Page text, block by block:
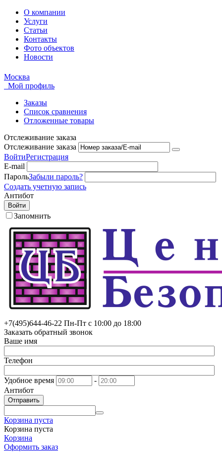
О компании
Услуги
Статьи
Контакты
Фото объектов
Новости
Москва
Мой профиль
Заказы
Список сравнения
Отложенные товары
Отслеживание заказа
Отслеживание заказа
ВойтиРегистрация
E-mail
ПарольЗабыли пароль?
Создать учетную запись
Антибот
Войти
Запомнить
+7(495)644-46-22 Пн-Пт с 10:00 до 18:00
Заказать обратный звонок
Ваше имя
Телефон
Удобное время
-
Антибот
Отправить
Корзина пуста
Корзина пуста
Корзина
Оформить заказ